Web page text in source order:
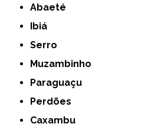
Abaeté
Ibiá
Serro
Muzambinho
Paraguaçu
Perdões
Caxambu